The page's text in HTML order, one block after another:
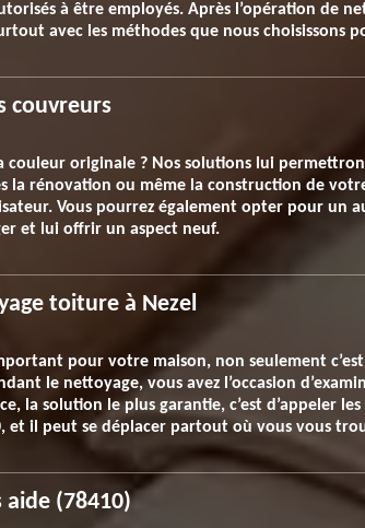
à être employés. Après l’opération de
avec les méthodes que nous
couvreurs
originale ? Nos solutions lui
la rénovation ou même la construction de
Vous pourrez également opter pour
et lui offrir un aspect neuf.
toiture à Nezel
pour votre maison, non seulement c’est
le nettoyage, vous avez l’occasion
la solution le plus garantie, c’est d’appeler
et il peut se déplacer partout où vous vous
(78410)